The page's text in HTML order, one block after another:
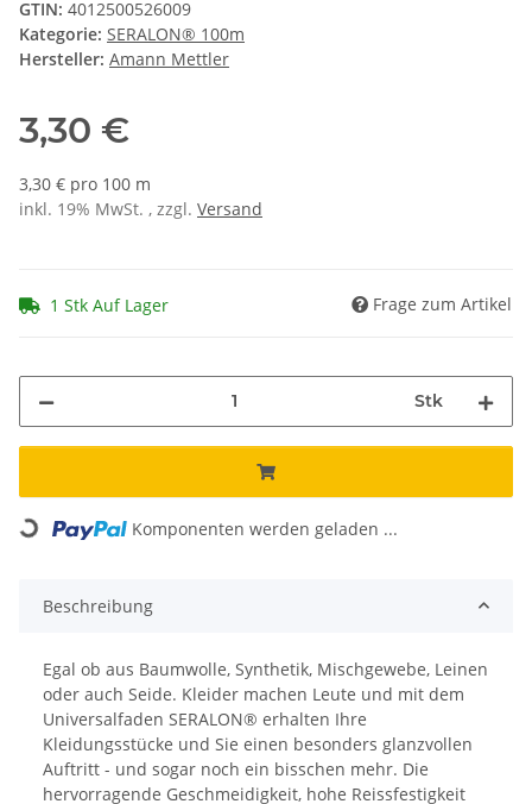
GTIN: 4012500526009
Kategorie: SERALON® 100m
Hersteller: Amann Mettler
3,30 €
3,30 € pro 100 m
inkl. 19% MwSt. , zzgl. Versand
1 Stk Auf Lager Frage zum Artikel
Stk
Loading... Komponenten werden geladen ...
Beschreibung
Egal ob aus Baumwolle, Synthetik, Mischgewebe, Leinen
oder auch Seide. Kleider machen Leute und mit dem
Universalfaden SERALON® erhalten Ihre
Kleidungsstücke und Sie einen besonders glanzvollen
Auftritt - und sogar noch ein bisschen mehr. Die
hervorragende Geschmeidigkeit, hohe Reissfestigkeit